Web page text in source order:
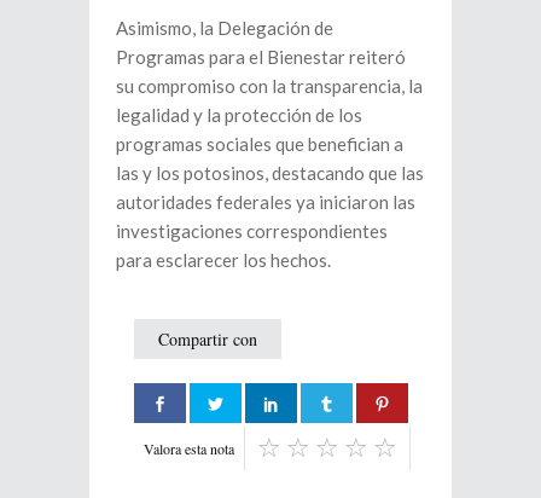
Asimismo, la Delegación de
Programas para el Bienestar reiteró
su compromiso con la transparencia, la
legalidad y la protección de los
programas sociales que benefician a
las y los potosinos, destacando que las
autoridades federales ya iniciaron las
investigaciones correspondientes
para esclarecer los hechos.
Compartir con
Valora esta nota